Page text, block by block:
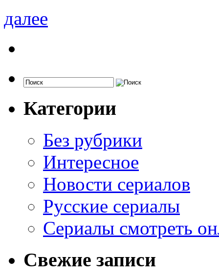
далее
Категории
Без рубрики
Интересное
Новости сериалов
Русские сериалы
Сериалы смотреть
Свежие записи